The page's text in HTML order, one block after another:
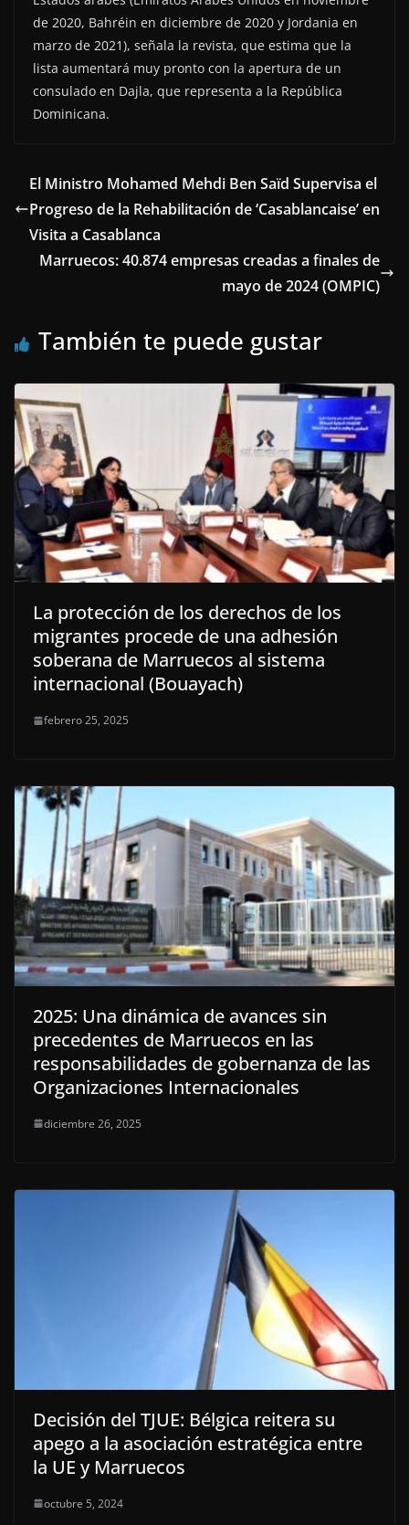
de 2020, Bahréin en diciembre de 2020 y Jordania en
marzo de 2021), señala la revista, que estima que la
lista aumentará muy pronto con la apertura de un
consulado en Dajla, que representa a la República
Dominicana.
El Ministro Mohamed Mehdi Ben Saïd Supervisa el
Progreso de la Rehabilitación de ‘Casablancaise’ en
Visita a Casablanca
Marruecos: 40.874 empresas creadas a finales de
mayo de 2024 (OMPIC)
También te puede gustar
La protección de los derechos de los
migrantes procede de una adhesión
soberana de Marruecos al sistema
internacional (Bouayach)
febrero 25, 2025
2025: Una dinámica de avances sin
precedentes de Marruecos en las
responsabilidades de gobernanza de las
Organizaciones Internacionales
diciembre 26, 2025
Decisión del TJUE: Bélgica reitera su
apego a la asociación estratégica entre
la UE y Marruecos
octubre 5, 2024